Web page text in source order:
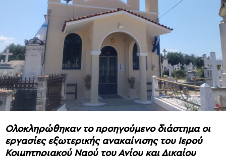
Ολοκληρώθηκαν το προηγούμενο διάστημα οι
εργασίες εξωτερικής ανακαίνισης του Ιερού
Κοιμητηριακού Ναού του Αγίου και Δικαίου